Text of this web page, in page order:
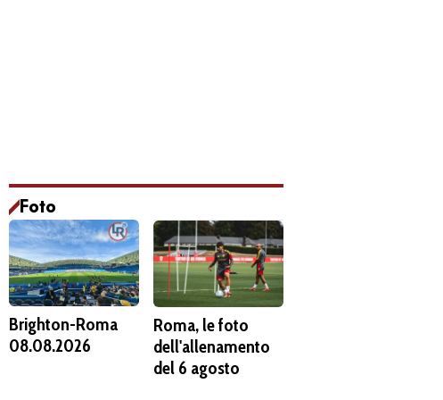
Foto
Brighton-Roma
08.08.2026
Roma, le foto
dell'allenamento
del 6 agosto